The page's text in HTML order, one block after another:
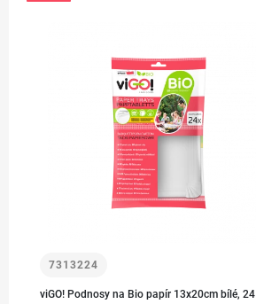
7313224
viGO! Podnosy na Bio papír 13x20cm bílé, 24